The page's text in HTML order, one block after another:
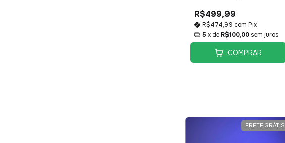
R$499,99
R$474,99 com Pix
5 x de R$100,00 sem juros
COMPRAR
FRETE GRÁTIS